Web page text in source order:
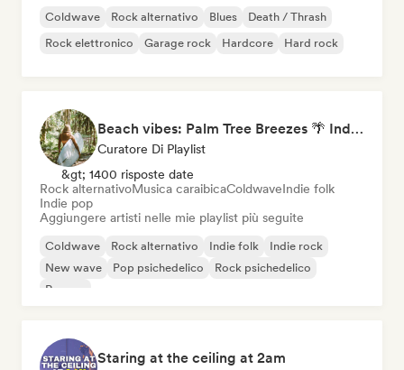
Coldwave Rock alternativo Blues
Death / Thrash
Rock elettronico
Garage rock Hardcore Hard rock
Beach vibes: Palm Tree Breezes 🌴 Indie Folk, Acoustic & Singer-Songwriter
Curatore Di Playlist
&gt; 1400 risposte date
Rock alternativoMusica caraibicaColdwaveIndie folk
Indie pop
Aggiungere artisti nelle mie playlist più seguite
Coldwave Rock alternativo Indie folk
Indie rock
New wave
Pop psichedelico
Rock psichedelico
Reggae
Staring at the ceiling at 2am